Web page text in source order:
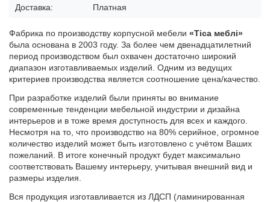
Доставка: Платная
Фабрика по производству корпусной мебели «Тіса меблі»
была основана в 2003 году. За более чем двенадцатилетний
период производством был охвачен достаточно широкий
диапазон изготавливаемых изделий. Одним из ведущих
критериев производства является соотношение цена/качество.
При разработке изделий были приняты во внимание
современные тенденции мебельной индустрии и дизайна
интерьеров и в тоже время доступность для всех и каждого.
Несмотря на то, что производство на 80% серийное, огромное
количество изделий может быть изготовлено с учётом Ваших
пожеланий. В итоге конечный продукт будет максимально
соответствовать Вашему интерьеру, учитывая внешний вид и
размеры изделия.
Вся продукция изготавливается из ЛДСП (ламинированная